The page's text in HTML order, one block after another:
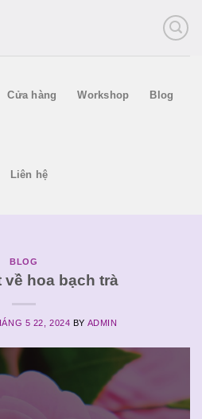
Cửa hàng Workshop Blog
Liên hệ
BLOG
về hoa bạch trà
5 22, 2024 BY ADMIN